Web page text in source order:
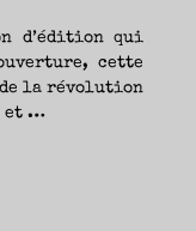
d’édition qui
cette
de la révolution
et …